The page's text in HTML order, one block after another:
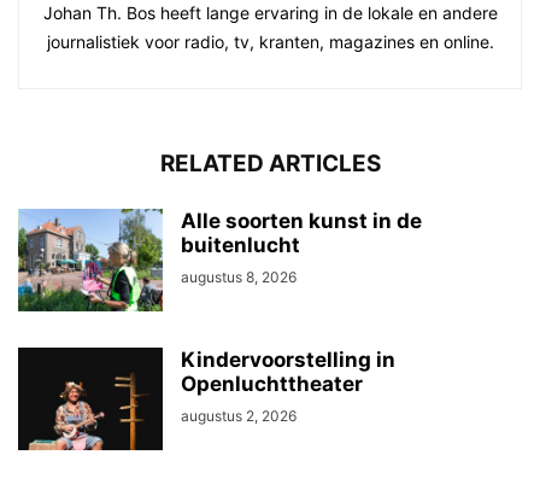
Johan Th. Bos heeft lange ervaring in de lokale en andere
journalistiek voor radio, tv, kranten, magazines en online.
RELATED ARTICLES
Alle soorten kunst in de
buitenlucht
augustus 8, 2026
Kindervoorstelling in
Openluchttheater
augustus 2, 2026